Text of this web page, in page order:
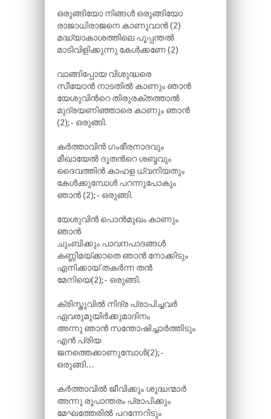
ഒരുങ്ങിയോ നിങ്ങൾ ഒരുങ്ങിയോ
രാജാധിരാജനെ കാണുവാൻ (2)
മദ്ധ്യാകാശത്തിലെ പൂപ്പന്തൽ
മാടിവിളിക്കുന്നു കേൾക്കണേ (2)
വാങ്ങിപ്പോയ വിശുദ്ധരെ
സീയോൻ നാടതിൽ കാണും ഞാൻ
യേശുവിന്‍റെ തിരുരക്തത്താൽ
മുദ്രയണിഞ്ഞാരെ കാണും ഞാൻ
(2);- ഒരുങ്ങി.
കർത്താവിൻ ഗംഭീരനാദവും
മീഖായേൽ ദൂതന്‍റെ ശബ്ദവും
ദൈവത്തിൻ കാഹള ധ്വനിയതും
കേൾക്കുമ്പോൾ പറന്നുപോകും
ഞാൻ (2);- ഒരുങ്ങി.
യേശുവിൻ പൊൻമുഖം കാണും
ഞാൻ
ചുംബിക്കും പാവനപാദങ്ങൾ
കണ്ണിമയ്ക്കാതെ ഞാൻ നോക്കിടും
എനിക്കായ് തകർന്ന തൻ
മേനിയെ(2);- ഒരുങ്ങി.
ക്രിസ്തുവിൽ നിദ്ര പ്രാപിച്ചവർ
ഏവരുമുയിർക്കുമാദിനം
അന്നു ഞാൻ സന്തോഷിച്ചാർത്തിടും
എൻ പ്രിയ
ജനത്തെക്കാണുമ്പോൾ(2);-
ഒരുങ്ങി…
കർത്താവിൽ ജീവിക്കും ശുദ്ധന്മാർ
അന്നു രൂപാന്തരം പ്രാപിക്കും
മേഘത്തേരിൽ പറന്നേറിടും